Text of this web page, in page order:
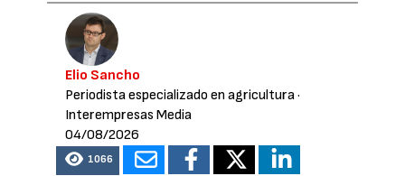
Elio Sancho
Periodista especializado en agricultura·
Interempresas Media
04/08/2026
1066